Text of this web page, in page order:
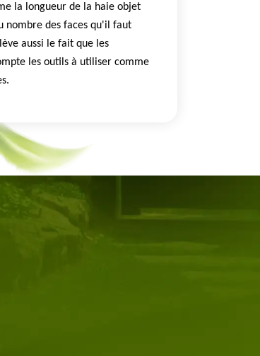
la longueur de la haie objet
nombre des faces qu'il faut
aussi le fait que les
les outils à utiliser comme